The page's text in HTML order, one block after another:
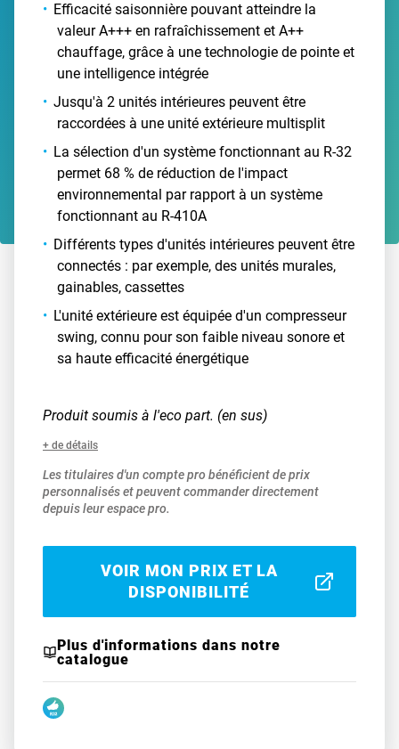
Efficacité saisonnière pouvant atteindre la
valeur A+++ en rafraîchissement et A++
chauffage, grâce à une technologie de pointe et
une intelligence intégrée
Jusqu'à 2 unités intérieures peuvent être
raccordées à une unité extérieure multisplit
La sélection d'un système fonctionnant au R-32
permet 68 % de réduction de l'impact
environnemental par rapport à un système
fonctionnant au R-410A
Différents types d'unités intérieures peuvent être
connectés : par exemple, des unités murales,
gainables, cassettes
L'unité extérieure est équipée d'un compresseur
swing, connu pour son faible niveau sonore et
sa haute efficacité énergétique
Produit soumis à l'eco part. (en sus)
+ de détails
Les titulaires d'un compte pro bénéficient de prix
personnalisés et peuvent commander directement
depuis leur espace pro.
VOIR MON PRIX ET LA
DISPONIBILITÉ
Plus d'informations dans notre
catalogue